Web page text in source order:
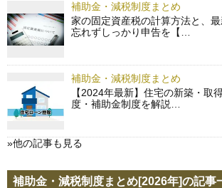
補助金・減税制度まとめ
家の固定資産税の計算方法と、
忘れずしっかり申告を【…
補助金・減税制度まとめ
【2024年最新】住宅の新築・取
度・補助金制度を解説…
»他の記事も見る
補助金・減税制度まとめ[2026年]の記事